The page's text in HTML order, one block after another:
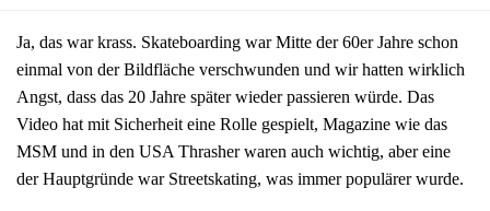
Ja, das war krass. Skateboarding war Mitte der 60er Jahre schon
einmal von der Bildfläche verschwunden und wir hatten wirklich
Angst, dass das 20 Jahre später wieder passieren würde. Das
Video hat mit Sicherheit eine Rolle gespielt, Magazine wie das
MSM und in den USA Thrasher waren auch wichtig, aber eine
der Hauptgründe war Streetskating, was immer populärer wurde.